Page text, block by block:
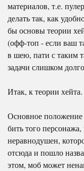
материалов, т.е.
делать так, как
бы основы теории
(офф-топ - если ваш
в шею, пати с таким
задачи слишком
Итак, к теории хейта.
Основное положение
бить того
неравнодушен,
отсюда и пошло
этом, моб может